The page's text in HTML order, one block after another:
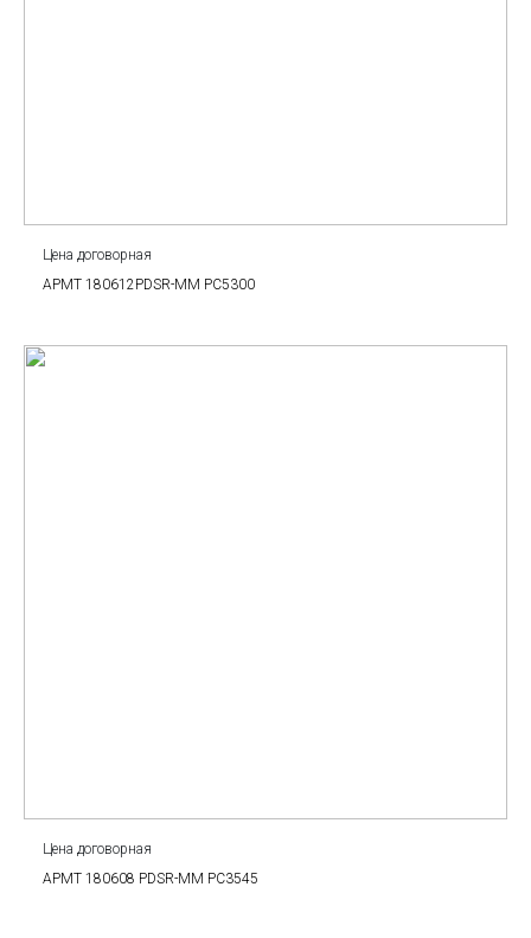
Цена договорная
APMT 180612PDSR-MM PC5300
Цена договорная
APMT 180608 PDSR-MM PC3545